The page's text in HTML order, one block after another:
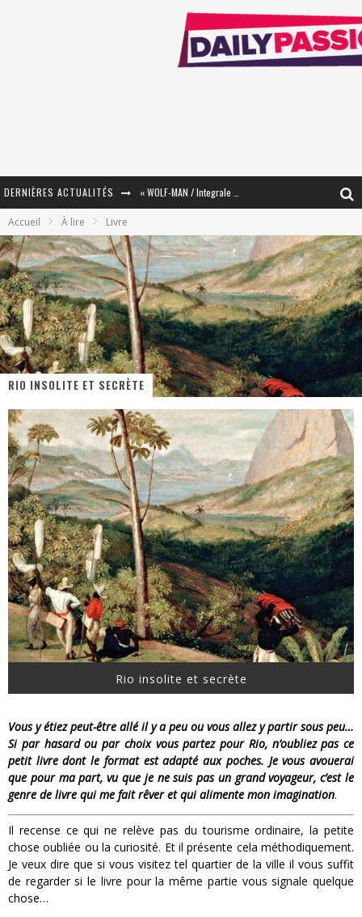
DERNIÈRES ACTUALITÉS
« Mon Village Révolté » - Combattre un Projet !
« Le Béton et le Bambou / Propositions pour Mayotte et le Monde. » - Améliorations !
Star Fox
PsyRiver 2026 : la magie revient sur les rives de l’Aar
« MOFUSAND / Parler Japonais » – Des Expressions Pratiques !
« Dr Wertham / L’homme qui étudia les tueurs en série » - Un Métier à Risque !
« Le Vent dand les Saules » - Une Belle Histoire !
« Damn Them All » - Un duo de Choc !
Yoshi and the mysterious book
Accueil À lire Livre
RIO INSOLITE ET SECRÈTE
Rio insolite et secrète
Vous y étiez peut-être allé il y a peu ou vous allez y partir sous peu…
Si par hasard ou par choix vous partez pour Rio, n’oubliez pas ce
petit livre dont le format est adapté aux poches. Je vous avouerai
que pour ma part, vu que je ne suis pas un grand voyageur, c’est le
genre de livre qui me fait rêver et qui alimente mon imagination.
Il recense ce qui ne relève pas du tourisme ordinaire, la petite
chose oubliée ou la curiosité. Et il présente cela méthodiquement.
Je veux dire que si vous visitez tel quartier de la ville il vous suffit
de regarder si le livre pour la même partie vous signale quelque
chose…